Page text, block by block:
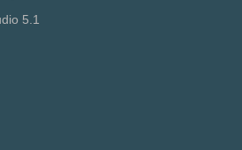
5.1